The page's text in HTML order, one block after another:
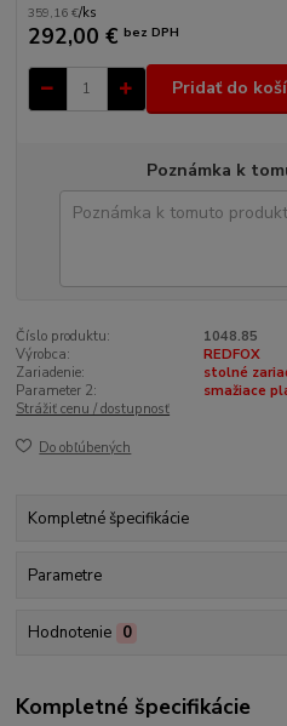
359,16 €/ks
292,00 € bez DPH
Pridať do
Poznámka k
Číslo produktu:
1048.85
Výrobca:
REDFOX
Zariadenie:
stolné
Parameter 2:
smažiace
Strážiť cenu / dostupnosť
Do obľúbených
Kompletné špecifikácie
Parametre
Hodnotenie 0
Kompletné špecifikácie